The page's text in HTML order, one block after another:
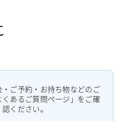
・ご予約・お持ち物などのご
あるご質問ページ」をご確
認ください。